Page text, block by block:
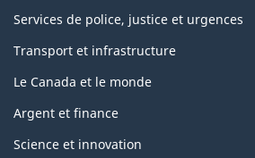
Services de police, justice et urgences
Transport et infrastructure
Le Canada et le monde
Argent et finance
Science et innovation